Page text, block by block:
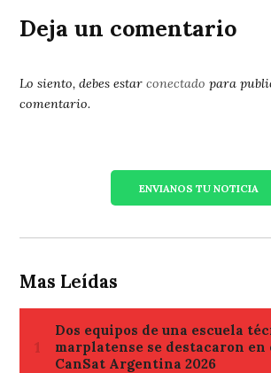
Deja un comentario
Lo siento, debes estarconectado para
comentario.
ENVIANOS TU NOTICIA
Mas Leídas